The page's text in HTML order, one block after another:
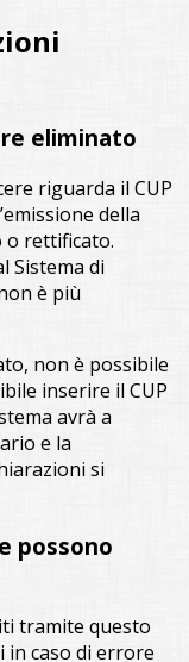
eliminato
riguarda il CUP
della
o rettificato.
Sistema di
è più
non è possibile
inserire il CUP
avrà a
e la
si
possono
tramite questo
in caso di errore